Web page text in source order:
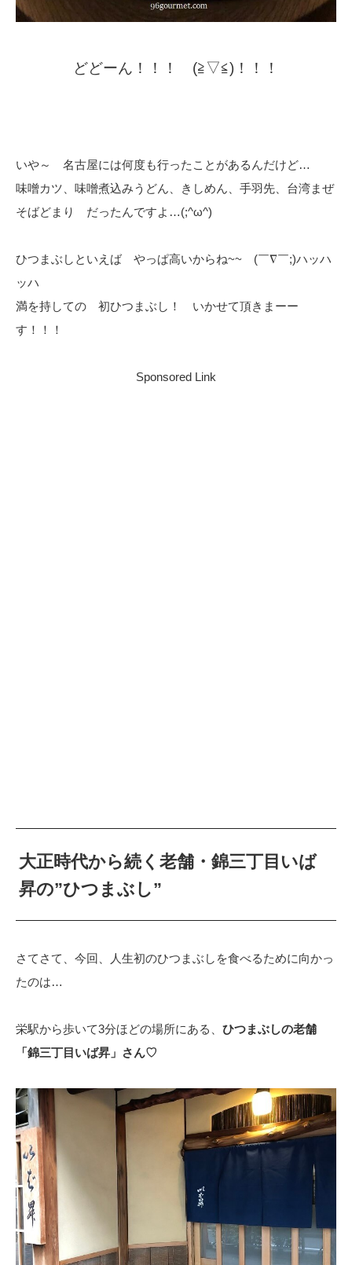
どどーん！！！ (≧▽≦)！！！
いや～ 名古屋には何度も行ったことがあるんだけど…
味噌カツ、味噌煮込みうどん、きしめん、手羽先、台湾まぜ
そばどまり だったんですよ…(;^ω^)
ひつまぶしといえば やっぱ高いからね~~ (￣∇￣;)ハッハ
ッハ
満を持しての 初ひつまぶし！ いかせて頂きまーー
す！！！
Sponsored Link
大正時代から続く老舗・錦三丁目いば
昇の”ひつまぶし”
さてさて、今回、人生初のひつまぶしを食べるために向かっ
たのは…
栄駅から歩いて3分ほどの場所にある、 ひつまぶしの老舗
「錦三丁目いば昇」さん♡